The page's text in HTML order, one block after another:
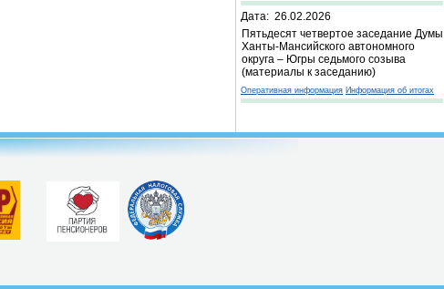
Дата: 26.02.2026
Пятьдесят четвертое заседание Думы
Ханты-Мансийского автономного
округа – Югры седьмого созыва
(материалы к заседанию)
Оперативная информация Информация об итогах